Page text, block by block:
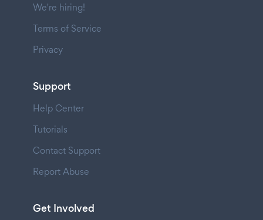
We're hiring!
Terms of Service
Privacy
Support
Help Center
Tutorials
Contact Support
Report Abuse
Get Involved